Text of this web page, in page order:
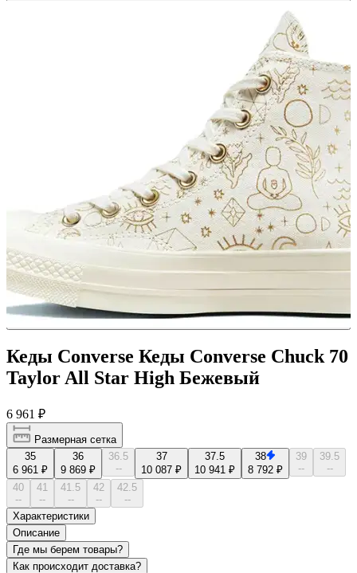
Кеды Converse Кеды Converse Chuck 70
Taylor All Star High Бежевый
6 961 ₽
Размерная сетка
35
6 961 ₽
36
9 869 ₽
36.5
--
37
10 087 ₽
37.5
10 941 ₽
38
8 792 ₽
39
--
39.5
--
40
--
41
--
41.5
--
42
--
42.5
--
Характеристики
Описание
Где мы берем товары?
Как происходит доставка?